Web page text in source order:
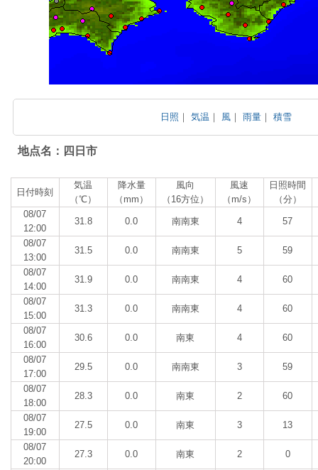
日照 ｜気温 ｜ 風 ｜雨量 ｜積雪
地点名：四日市
日付時刻
気温
（℃）
降水量
（mm）
風向
（16方位）
風速
（m/s）
日照時間
（分）
08/07
12:00
31.8 0.0 南南東 4 57
08/07
13:00
31.5 0.0 南南東 5 59
08/07
14:00
31.9 0.0 南南東 4 60
08/07
15:00
31.3 0.0 南南東 4 60
08/07
16:00
30.6 0.0 南東 4 60
08/07
17:00
29.5 0.0 南南東 3 59
08/07
18:00
28.3 0.0 南東 2 60
08/07
19:00
27.5 0.0 南東 3 13
08/07
20:00
27.3 0.0 南東 2 0